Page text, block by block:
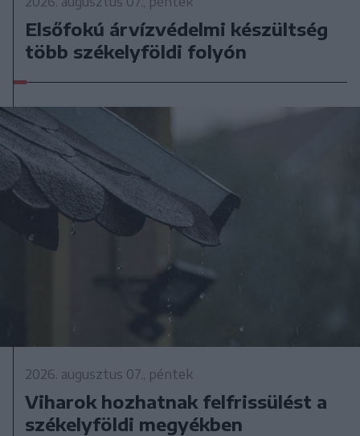
Elsőfokú árvízvédelmi készültség
több székelyföldi folyón
2026. augusztus 07., péntek
Viharok hozhatnak felfrissülést a
székelyföldi megyékben